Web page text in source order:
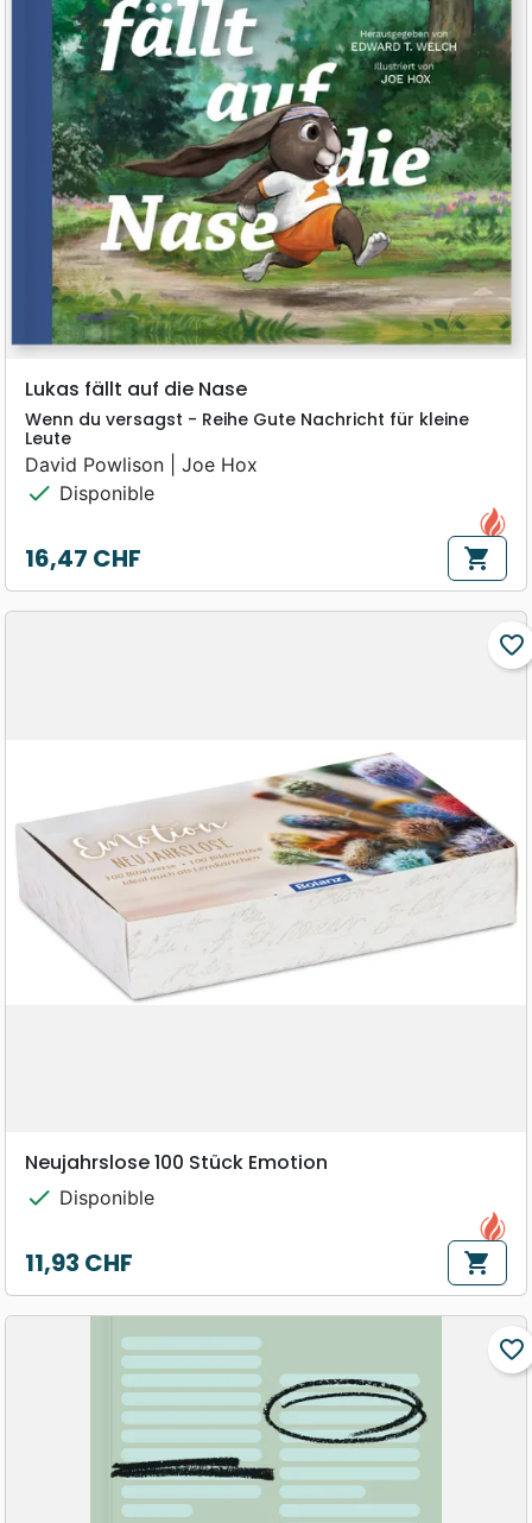
Lukas fällt auf die Nase
Wenn du versagst - Reihe Gute Nachricht für kleine
Leute
David Powlison | Joe Hox
check Disponible
Prix
16,47 CHF shopping_cart
favorite_border
Neujahrslose 100 Stück Emotion
check Disponible
Prix
11,93 CHF shopping_cart
favorite_border